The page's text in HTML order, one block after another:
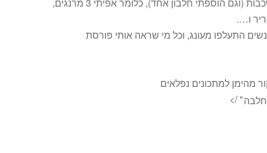
ו….
התעלפו מעונג, וכל מי שראה אותי פורסת
מהימן למתכונים נפלאים
" />